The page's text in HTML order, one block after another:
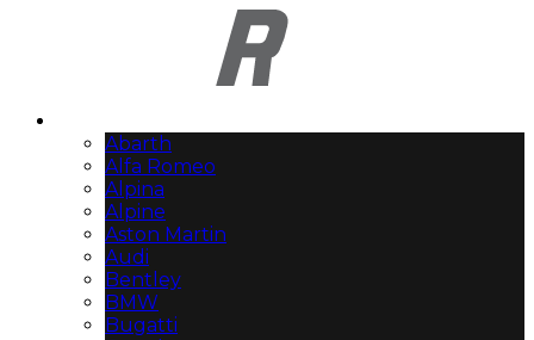
Abarth
Alfa Romeo
Alpina
Alpine
Aston Martin
Audi
Bentley
BMW
Bugatti